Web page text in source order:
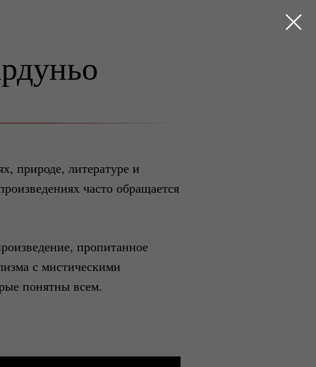
природе, литературе и
часто обращается
пропитанное
с мистическими
понятны всем.